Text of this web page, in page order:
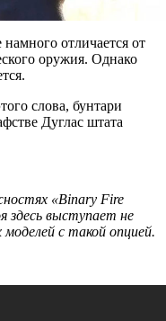
отличается от
оружия. Однако
слова, бунтари
Дуглас штата
«Binary Fire
здесь выступает не
с такой опцией.